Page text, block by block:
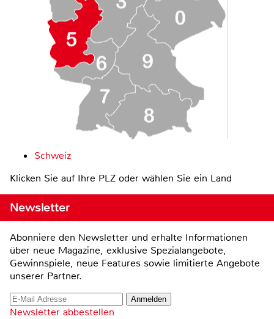
Schweiz
Klicken Sie auf Ihre PLZ oder wählen Sie ein Land
Newsletter
Abonniere den Newsletter und erhalte Informationen
über neue Magazine, exklusive Spezialangebote,
Gewinnspiele, neue Features sowie limitierte Angebote
unserer Partner.
Newsletter abbestellen